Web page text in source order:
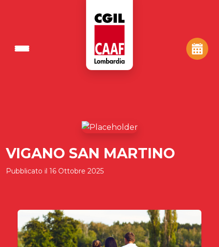
VIGANO SAN MARTINO
Pubblicato il 16 Ottobre 2025